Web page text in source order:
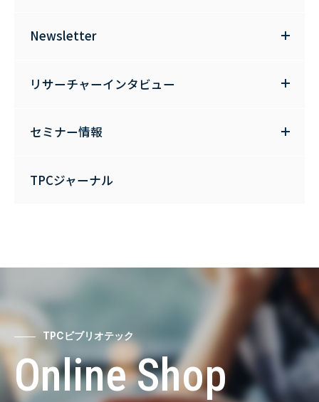
Newsletter
リサーチャーインタビュー
セミナー情報
TPCジャーナル
TPCビブリオテック
Online Shop